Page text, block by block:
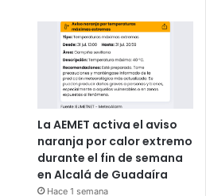
La AEMET activa el aviso
naranja por calor extremo
durante el fin de semana
en Alcalá de Guadaíra
Hace 1 semana